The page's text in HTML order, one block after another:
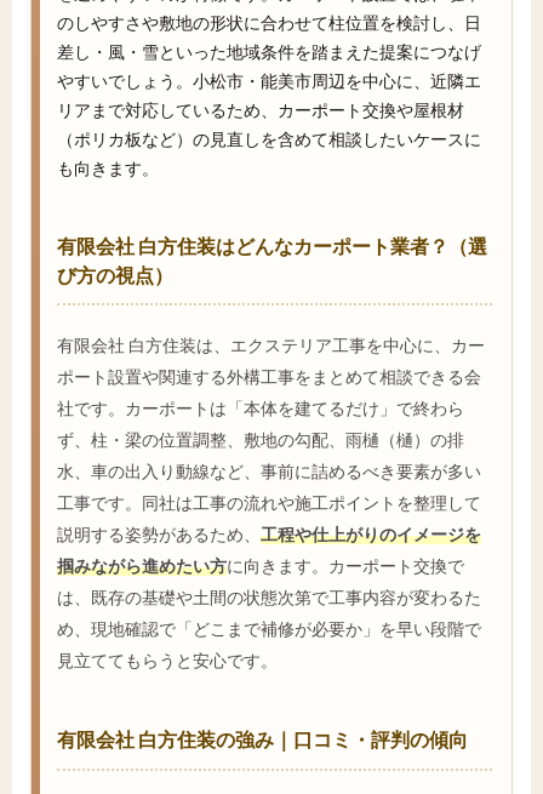
のしやすさや敷地の形状に合わせて柱位置を検討し、日
差し・風・雪といった地域条件を踏まえた提案につなげ
やすいでしょう。小松市・能美市周辺を中心に、近隣エ
リアまで対応しているため、カーポート交換や屋根材
（ポリカ板など）の見直しを含めて相談したいケースに
も向きます。
有限会社 白方住装はどんなカーポート業者？（選
び方の視点）
有限会社 白方住装は、エクステリア工事を中心に、カー
ポート設置や関連する外構工事をまとめて相談できる会
社です。カーポートは「本体を建てるだけ」で終わら
ず、柱・梁の位置調整、敷地の勾配、雨樋（樋）の排
水、車の出入り動線など、事前に詰めるべき要素が多い
工事です。同社は工事の流れや施工ポイントを整理して
説明する姿勢があるため、 工程や仕上がりのイメージを
掴みながら進めたい方に向きます。カーポート交換で
は、既存の基礎や土間の状態次第で工事内容が変わるた
め、現地確認で「どこまで補修が必要か」を早い段階で
見立ててもらうと安心です。
有限会社 白方住装の強み｜口コミ・評判の傾向